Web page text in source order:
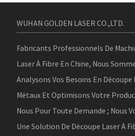
WUHAN GOLDEN LASER CO.,LTD.
Fabricants Professionnels De
Laser À Fibre En Chine, Nous
Analysons Vos Besoins En Découpe
Métaux Et Optimisons Votre
Nous Pour Toute Demande ; Nous
Une Solution De Découpe Laser À